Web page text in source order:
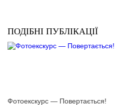
ПОДІБНІ ПУБЛІКАЦІЇ
Фотоекскурс — Повертається!